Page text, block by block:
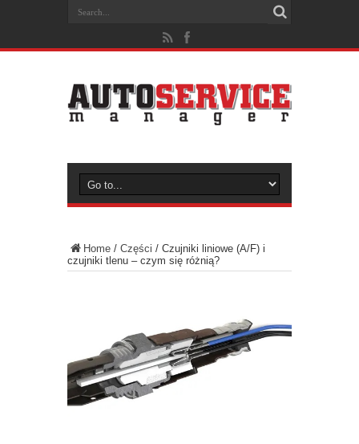
Home / Części / Czujniki liniowe (A/F) i
czujniki tlenu – czym się różnią?